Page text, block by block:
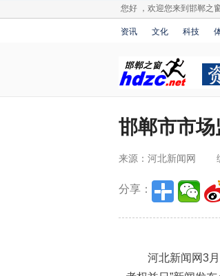
您好 ，欢迎您来到邯郸之
资讯 文化 科技
邯郸市市
来源：河北新闻网
分享：
河北新闻网3月9